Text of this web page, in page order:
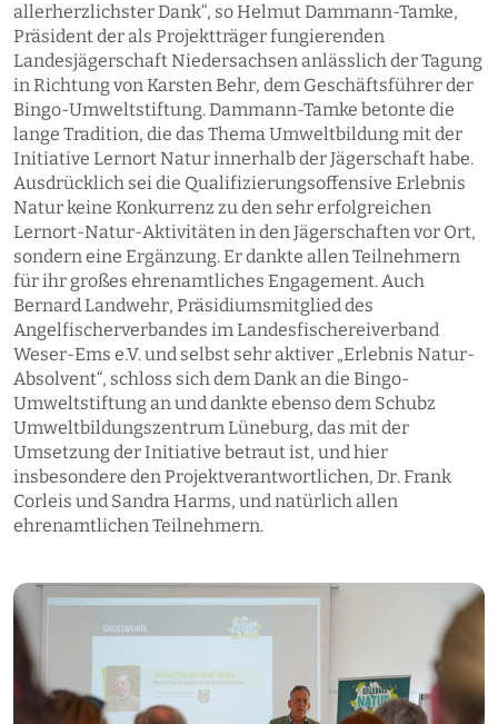
allerherzlichster Dank“, so Helmut Dammann-Tamke,
Präsident der als Projektträger fungierenden
Landesjägerschaft Niedersachsen anlässlich der Tagung
in Richtung von Karsten Behr, dem Geschäftsführer der
Bingo-Umweltstiftung. Dammann-Tamke betonte die
lange Tradition, die das Thema Umweltbildung mit der
Initiative Lernort Natur innerhalb der Jägerschaft habe.
Ausdrücklich sei die Qualifizierungsoffensive Erlebnis
Natur keine Konkurrenz zu den sehr erfolgreichen
Lernort-Natur-Aktivitäten in den Jägerschaften vor Ort,
sondern eine Ergänzung. Er dankte allen Teilnehmern
für ihr großes ehrenamtliches Engagement. Auch
Bernard Landwehr, Präsidiumsmitglied des
Angelfischerverbandes im Landesfischereiverband
Weser-Ems e.V. und selbst sehr aktiver „Erlebnis Natur-
Absolvent“, schloss sich dem Dank an die Bingo-
Umweltstiftung an und dankte ebenso dem Schubz
Umweltbildungszentrum Lüneburg, das mit der
Umsetzung der Initiative betraut ist, und hier
insbesondere den Projektverantwortlichen, Dr. Frank
Corleis und Sandra Harms, und natürlich allen
ehrenamtlichen Teilnehmern.